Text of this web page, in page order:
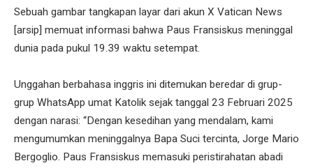
Sebuah gambar tangkapan layar dari akun X Vatican News
[arsip] memuat informasi bahwa Paus Fransiskus meninggal
dunia pada pukul 19.39 waktu setempat.
Unggahan berbahasa inggris ini ditemukan beredar di grup-
grup WhatsApp umat Katolik sejak tanggal 23 Februari 2025
dengan narasi: “Dengan kesedihan yang mendalam, kami
mengumumkan meninggalnya Bapa Suci tercinta, Jorge Mario
Bergoglio. Paus Fransiskus memasuki peristirahatan abadi